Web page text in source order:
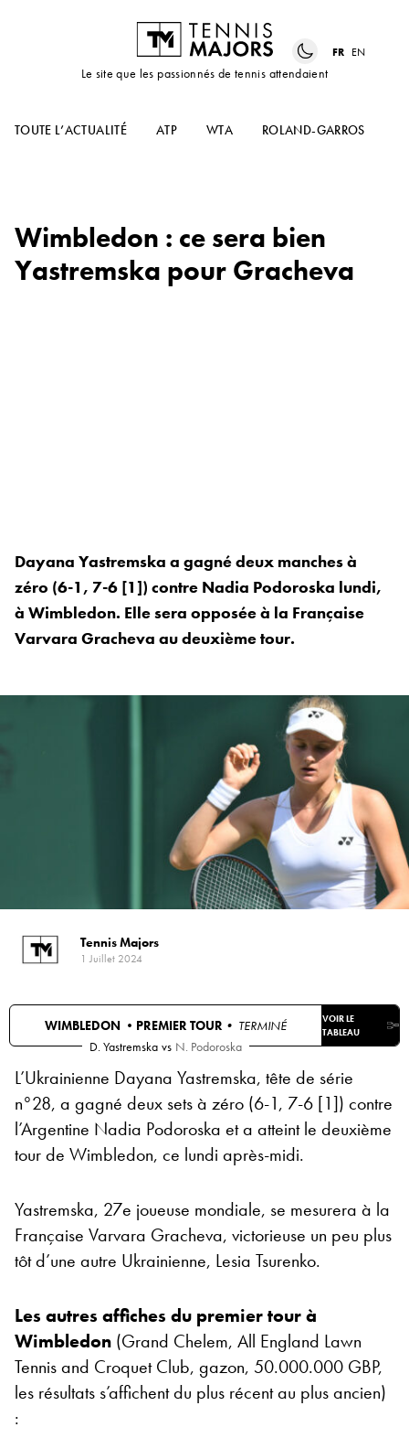
Le site que les passionnés de tennis attendaient
FR EN
TOUTE L’ACTUALITÉ ATP WTA ROLAND-GARROS
Wimbledon : ce sera bien
Yastremska pour Gracheva
Dayana Yastremska a gagné deux manches à
zéro (6-1, 7-6 [1]) contre Nadia Podoroska lundi,
à Wimbledon. Elle sera opposée à la Française
Varvara Gracheva au deuxième tour.
Tennis Majors
1 Juillet 2024
WIMBLEDON • PREMIER TOUR • TERMINÉ
VOIR LE
TABLEAU
D. Yastremska vs N. Podoroska
L’Ukrainienne Dayana Yastremska, tête de série
n°28, a gagné deux sets à zéro (6-1, 7-6 [1]) contre
l’Argentine Nadia Podoroska et a atteint le deuxième
tour de Wimbledon, ce lundi après-midi.
Yastremska, 27e joueuse mondiale, se mesurera à la
Française Varvara Gracheva, victorieuse un peu plus
tôt d’une autre Ukrainienne, Lesia Tsurenko.
Les autres affiches du premier tour à
Wimbledon (Grand Chelem, All England Lawn
Tennis and Croquet Club, gazon, 50.000.000 GBP,
les résultats s’affichent du plus récent au plus ancien)
: